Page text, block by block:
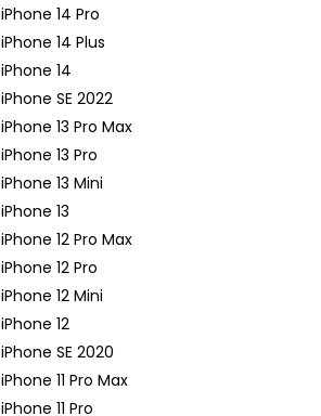
iPhone 14 Pro
iPhone 14 Plus
iPhone 14
iPhone SE 2022
iPhone 13 Pro Max
iPhone 13 Pro
iPhone 13 Mini
iPhone 13
iPhone 12 Pro Max
iPhone 12 Pro
iPhone 12 Mini
iPhone 12
iPhone SE 2020
iPhone 11 Pro Max
iPhone 11 Pro